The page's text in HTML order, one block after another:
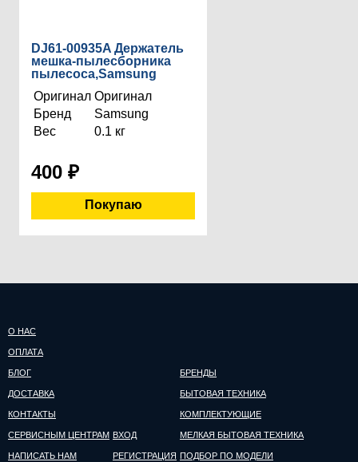
DJ61-00935A Держатель
мешка-пылесборника
пылесоса,Samsung
Оригинал Оригинал
Бренд
Samsung
Вес
0.1 кг
400 ₽
О НАС
ОПЛАТА
БЛОГ
ДОСТАВКА
КОНТАКТЫ
СЕРВИСНЫМ ЦЕНТРАМ
НАПИСАТЬ НАМ
ВХОД
РЕГИСТРАЦИЯ
БРЕНДЫ
БЫТОВАЯ ТЕХНИКА
КОМПЛЕКТУЮЩИЕ
МЕЛКАЯ БЫТОВАЯ ТЕХНИКА
ПОДБОР ПО МОДЕЛИ